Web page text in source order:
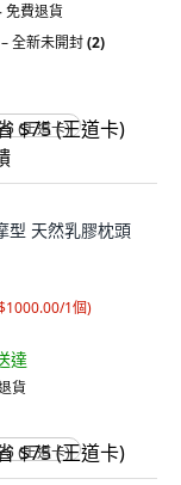
免費退貨
全新未開封(2)
(王道卡)
型 天然乳膠枕頭
1個)
達
貨
(王道卡)